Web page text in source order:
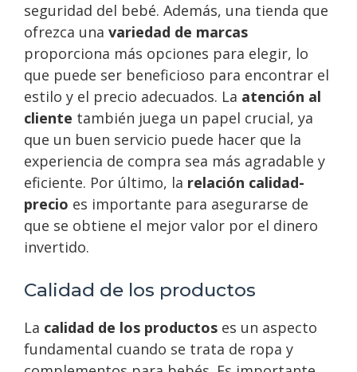
seguridad del bebé. Además, una tienda que
ofrezca una variedad de marcas
proporciona más opciones para elegir, lo
que puede ser beneficioso para encontrar el
estilo y el precio adecuados. La atención al
cliente también juega un papel crucial, ya
que un buen servicio puede hacer que la
experiencia de compra sea más agradable y
eficiente. Por último, la relación calidad-
precio es importante para asegurarse de
que se obtiene el mejor valor por el dinero
invertido.
Calidad de los productos
La calidad de los productos es un aspecto
fundamental cuando se trata de ropa y